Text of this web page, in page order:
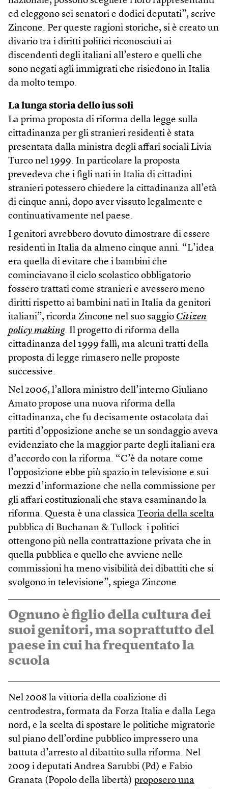
ed eleggono sei senatori e dodici deputati”, scrive
Zincone. Per queste ragioni storiche, si è creato un
divario tra i diritti politici riconosciuti ai
discendenti degli italiani all’estero e quelli che
sono negati agli immigrati che risiedono in Italia
da molto tempo.
La lunga storia dello ius soli
La prima proposta di riforma della legge sulla
cittadinanza per gli stranieri residenti è stata
presentata dalla ministra degli affari sociali Livia
Turco nel 1999. In particolare la proposta
prevedeva che i figli nati in Italia di cittadini
stranieri potessero chiedere la cittadinanza all’età
di cinque anni, dopo aver vissuto legalmente e
continuativamente nel paese.
I genitori avrebbero dovuto dimostrare di essere
residenti in Italia da almeno cinque anni. “L’idea
era quella di evitare che i bambini che
cominciavano il ciclo scolastico obbligatorio
fossero trattati come stranieri e avessero meno
diritti rispetto ai bambini nati in Italia da genitori
italiani”, ricorda Zincone nel suo saggio Citizen
policy making. Il progetto di riforma della
cittadinanza del 1999 fallì, ma alcuni tratti della
proposta di legge rimasero nelle proposte
successive.
Nel 2006, l’allora ministro dell’interno Giuliano
Amato propose una nuova riforma della
cittadinanza, che fu decisamente ostacolata dai
partiti d’opposizione anche se un sondaggio aveva
evidenziato che la maggior parte degli italiani era
d’accordo con la riforma. “C’è da notare come
l’opposizione ebbe più spazio in televisione e sui
mezzi d’informazione che nella commissione per
gli affari costituzionali che stava esaminando la
riforma. Questa è una classica Teoria della scelta
pubblica di Buchanan & Tullock: i politici
ottengono più nella contrattazione privata che in
quella pubblica e quello che avviene nelle
commissioni ha meno visibilità dei dibattiti che si
svolgono in televisione”, spiega Zincone.
Ognuno è figlio della cultura dei
suoi genitori, ma soprattutto del
paese in cui ha frequentato la
scuola
Nel 2008 la vittoria della coalizione di
centrodestra, formata da Forza Italia e dalla Lega
nord, e la scelta di spostare le politiche migratorie
sul piano dell’ordine pubblico impressero una
battuta d’arresto al dibattito sulla riforma. Nel
2009 i deputati Andrea Sarubbi (Pd) e Fabio
Granata (Popolo della libertà) proposero una